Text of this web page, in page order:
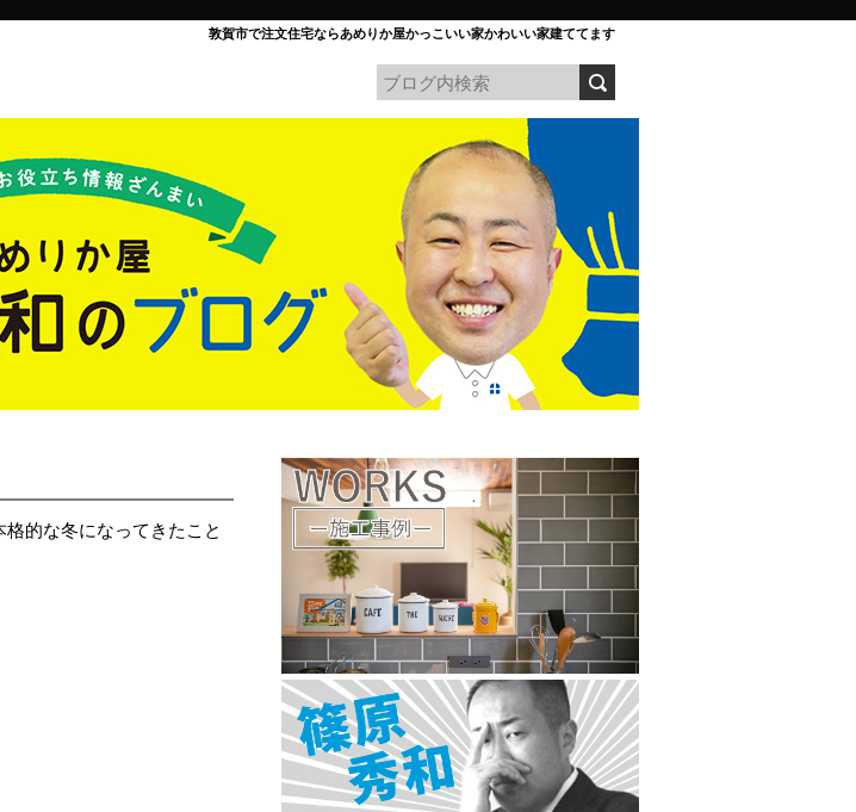
敦賀市で注文住宅ならあめりか屋かっこいい家かわいい家建ててます
的な冬になってきたこと